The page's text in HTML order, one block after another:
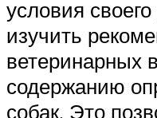
условия
изучить
ветеринарных
содержанию
собак. Это